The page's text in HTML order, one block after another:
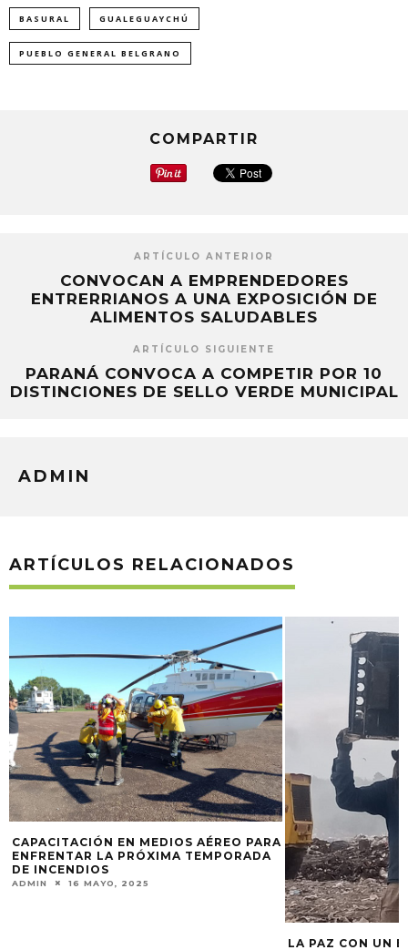
abre
en
una
ventana
nueva)
abre
una
ventana
nueva)
abre
en
una
ventana
nueva)
BASURAL GUALEGUAYCHÚ
PUEBLO GENERAL BELGRANO
COMPARTIR
ARTÍCULO ANTERIOR
CONVOCAN A EMPRENDEDORES
ENTRERRIANOS A UNA EXPOSICIÓN DE
ALIMENTOS SALUDABLES
ARTÍCULO SIGUIENTE
PARANÁ CONVOCA A COMPETIR POR 10
DISTINCIONES DE SELLO VERDE MUNICIPAL
ADMIN
ARTÍCULOS RELACIONADOS
ARMADOS CON
EN PLENA
ADMIN